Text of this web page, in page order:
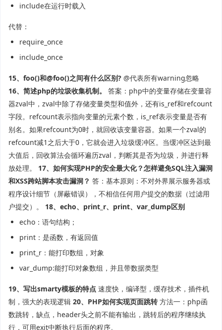
include在运行时载入
代替：
require_once
include_once
15、foo()和@foo()之间有什么区别? @代表所有warning忽略
16、简述php的垃圾收集机制。
答案：php中的变量存储在变量容
器zval中，zval中除了存储变量类型和值外，还有is_ref和refcount
字段。refcount表示指向变量的元素个数，is_ref表示变量是否有
别名。如果refcount为0时，就回收该变量容器。如果一个zval的
refcount减1之后大于0，它就会进入垃圾缓冲区。当缓冲区达到最
大值后，回收算法会循环遍历zval，判断其是否为垃圾，并进行释
放处理。 17、如何实现PHP的安全最大化？怎样避免SQL注入漏洞
和XSS跨站脚本攻击漏洞？ 答：基本原则：不对外界展示服务器或
程序设计细节（屏蔽错误），不相信任何用户提交的数据（过滤用
户提交）。 18、echo、print_r、print、var_dump区别
echo：语句结构；
print：是函数，有返回值
print_r：能打印数组，对象
var_dump:能打印对象数组，并且带数据类型
19、写出smarty模板的特点 速度快，编译型，缓存技术，插件机
制，强大的表现逻辑 20、PHP如何实现页面跳转方法一：php函
数跳转，缺点，header头之前不能有输出，跳转后的程序继续执
行，可用exit中断执行后面的程序。